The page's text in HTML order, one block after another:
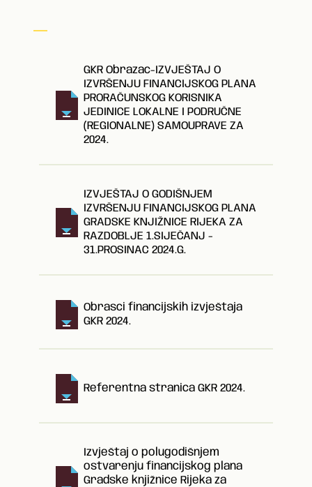
GKR Obrazac-IZVJEŠTAJ O
IZVRŠENJU FINANCIJSKOG PLANA
PRORAČUNSKOG KORISNIKA
JEDINICE LOKALNE I PODRUČNE
(REGIONALNE) SAMOUPRAVE ZA
2024.
IZVJEŠTAJ O GODIŠNJEM
IZVRŠENJU FINANCIJSKOG PLANA
GRADSKE KNJIŽNICE RIJEKA ZA
RAZDOBLJE 1.SIJEČANJ -
31.PROSINAC 2024.G.
Obrasci financijskih izvještaja
GKR 2024.
Referentna stranica GKR 2024.
Izvještaj o polugodišnjem
ostvarenju financijskog plana
Gradske knjižnice Rijeka za